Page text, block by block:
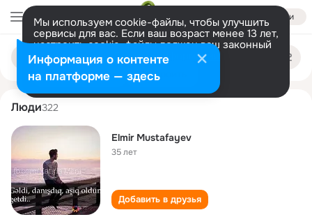
Войти
Мы используем cookie-файлы, чтобы улучшить
сервисы для вас. Если ваш возраст менее 13 лет,
настроить cookie-файлы должен ваш законный
представитель. Больше информации
Разрешить все Настроить
Поиск
людям
elmir mustafayev
Люди322
Elmir Mustafayev
35 лет
Добавить в друзья
Информация о контенте
на платформе — здесь